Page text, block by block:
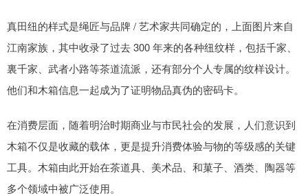
真田纽的样式是绳匠与品牌 / 艺术家共同确定的，上面图片来自
江南家族，其中收录了过去 300 年来的各种纽纹样，包括千家、
裏千家、武者小路等茶道流派，还有部分个人专属的纹样设计。
他们和木箱信息一起成为了证明物品真伪的密码卡。
在消费层面，随着明治时期商业与市民社会的发展，人们意识到
木箱不仅是收藏的载体，更是提升消费体验与物的等级感的关键
工具。木箱由此开始在茶道具、美术品、和菓子、酒类、陶器等
多个领域中被广泛使用。